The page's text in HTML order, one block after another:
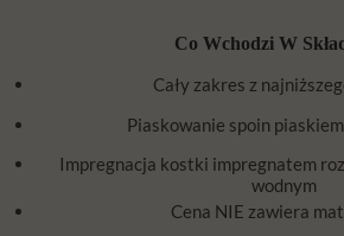
Co Wchodzi W
Cały zakres z
Piaskowanie spoin
Impregnacja kostki impregnatem
wodnym
Cena NIE zawiera